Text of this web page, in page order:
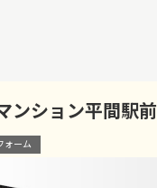
ンション平間駅前
ォーム